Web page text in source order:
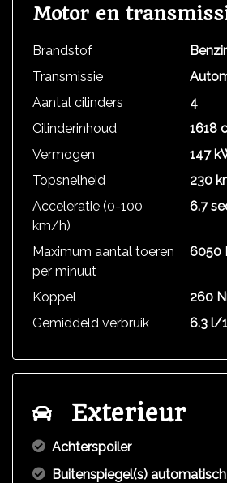
Motor en
Brandstof
Transmissie
Aantal cilinders
4
Cilinderinhoud
1618
Vermogen
147
Topsnelheid
230
Acceleratie (0-100
km/h)
6.7
Maximum aantal toeren
per minuut
6050
Koppel
260
Gemiddeld verbruik
6.3 l/
Exterieur
Achterspoiler
Buitenspiegel(s)